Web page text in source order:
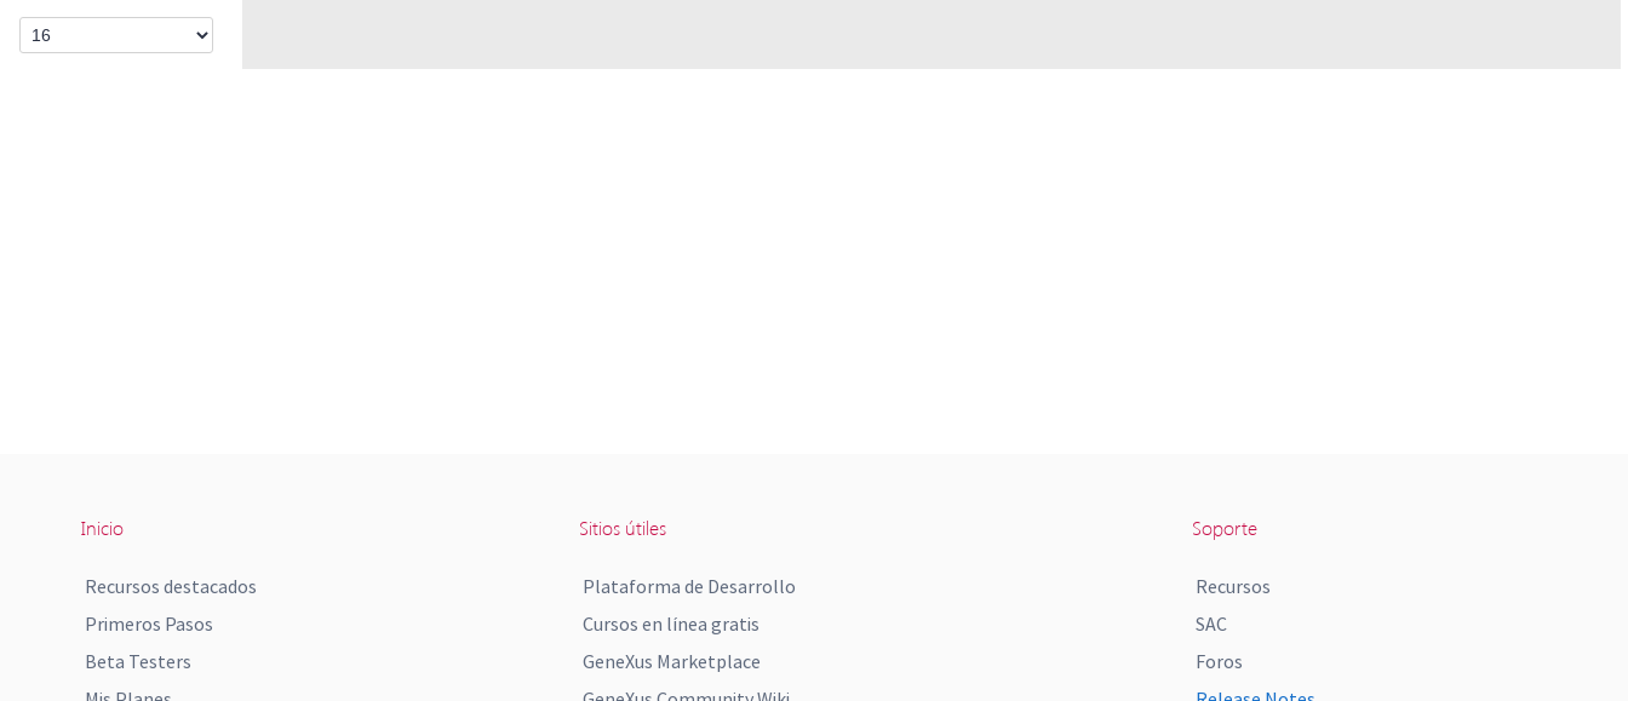
Inicio
Recursos destacados
Primeros Pasos
Beta Testers
Sitios útiles
Plataforma de Desarrollo
Cursos en línea gratis
GeneXus Marketplace
Soporte
Recursos
SAC
Foros